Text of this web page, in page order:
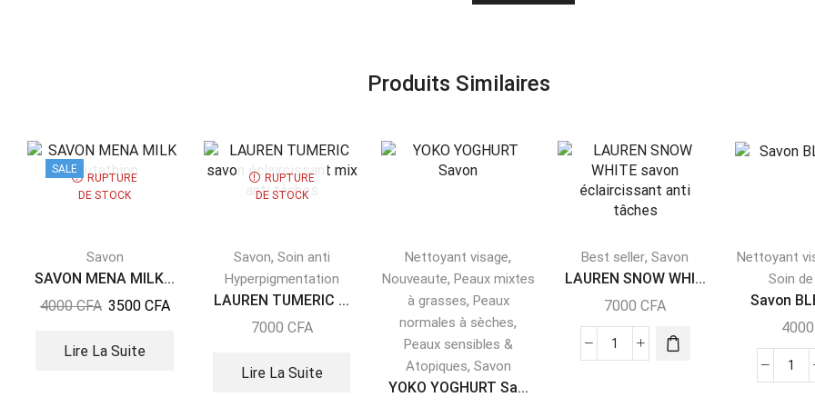
Produits Similaires
SALE
RUPTURE
DE STOCK
Savon
SAVON MENA MILK...
4000CFA 3500 CFA
Lire La Suite
RUPTURE
DE STOCK
Savon, Soin anti
Hyperpigmentation
LAUREN TUMERIC ...
7000 CFA
Lire La Suite
Nettoyant visage,
Nouveaute, Peaux mixtes
à grasses, Peaux
normales à sèches,
Peaux sensibles &
Atopiques, Savon
YOKO YOGHURT Sa...
Best seller,Savon
LAUREN SNOW WHI...
7000CFA
Nettoyant
Soin
Savon
4000